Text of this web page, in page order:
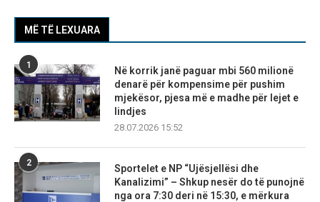
MË TË LEXUARA
1
Në korrik janë paguar mbi 560 milionë
denarë për kompensime për pushim
mjekësor, pjesa më e madhe për lejet e
lindjes
28.07.2026 15:52
2
Sportelet e NP “Ujësjellësi dhe
Kanalizimi” – Shkup nesër do të punojnë
nga ora 7:30 deri në 15:30, e mërkura